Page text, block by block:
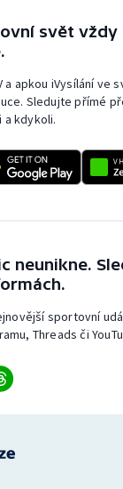
svět vždy
a apkou iVysílání ve
Sledujte přímé
a kdykoli.
neunikne.
sportovní
Threads či